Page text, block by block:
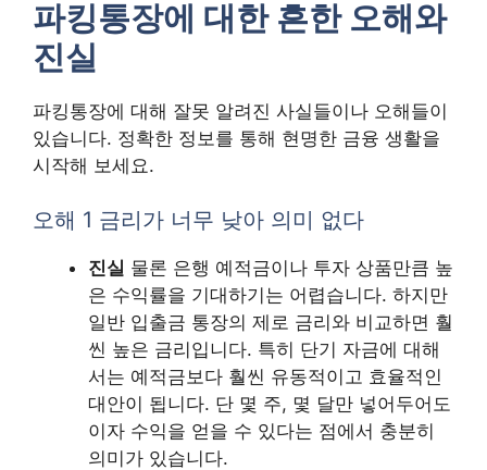
파킹통장에 대한 흔한 오해와
진실
파킹통장에 대해 잘못 알려진 사실들이나 오해들이
있습니다. 정확한 정보를 통해 현명한 금융 생활을
시작해 보세요.
오해 1 금리가 너무 낮아 의미 없다
진실 물론 은행 예적금이나 투자 상품만큼 높
은 수익률을 기대하기는 어렵습니다. 하지만
일반 입출금 통장의 제로 금리와 비교하면 훨
씬 높은 금리입니다. 특히 단기 자금에 대해
서는 예적금보다 훨씬 유동적이고 효율적인
대안이 됩니다. 단 몇 주, 몇 달만 넣어두어도
이자 수익을 얻을 수 있다는 점에서 충분히
의미가 있습니다.